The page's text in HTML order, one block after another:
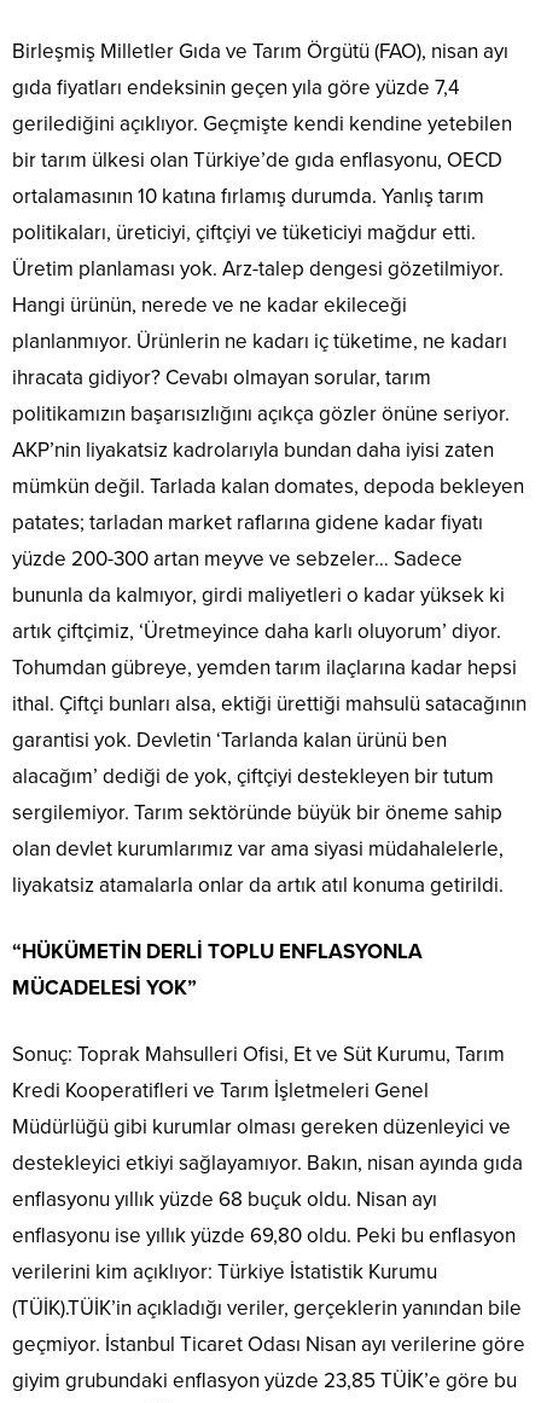
Birleşmiş Milletler Gıda ve Tarım Örgütü (FAO), nisan ayı
gıda fiyatları endeksinin geçen yıla göre yüzde 7,4
gerilediğini açıklıyor. Geçmişte kendi kendine yetebilen
bir tarım ülkesi olan Türkiye’de gıda enflasyonu, OECD
ortalamasının 10 katına fırlamış durumda. Yanlış tarım
politikaları, üreticiyi, çiftçiyi ve tüketiciyi mağdur etti.
Üretim planlaması yok. Arz-talep dengesi gözetilmiyor.
Hangi ürünün, nerede ve ne kadar ekileceği
planlanmıyor. Ürünlerin ne kadarı iç tüketime, ne kadarı
ihracata gidiyor? Cevabı olmayan sorular, tarım
politikamızın başarısızlığını açıkça gözler önüne seriyor.
AKP’nin liyakatsiz kadrolarıyla bundan daha iyisi zaten
mümkün değil. Tarlada kalan domates, depoda bekleyen
patates; tarladan market raflarına gidene kadar fiyatı
yüzde 200-300 artan meyve ve sebzeler… Sadece
bununla da kalmıyor, girdi maliyetleri o kadar yüksek ki
artık çiftçimiz, ‘Üretmeyince daha karlı oluyorum’ diyor.
Tohumdan gübreye, yemden tarım ilaçlarına kadar hepsi
ithal. Çiftçi bunları alsa, ektiği ürettiği mahsulü satacağının
garantisi yok. Devletin ‘Tarlanda kalan ürünü ben
alacağım’ dediği de yok, çiftçiyi destekleyen bir tutum
sergilemiyor. Tarım sektöründe büyük bir öneme sahip
olan devlet kurumlarımız var ama siyasi müdahalelerle,
liyakatsiz atamalarla onlar da artık atıl konuma getirildi.
“HÜKÜMETİN DERLİ TOPLU ENFLASYONLA
MÜCADELESİ YOK”
Sonuç: Toprak Mahsulleri Ofisi, Et ve Süt Kurumu, Tarım
Kredi Kooperatifleri ve Tarım İşletmeleri Genel
Müdürlüğü gibi kurumlar olması gereken düzenleyici ve
destekleyici etkiyi sağlayamıyor. Bakın, nisan ayında gıda
enflasyonu yıllık yüzde 68 buçuk oldu. Nisan ayı
enflasyonu ise yıllık yüzde 69,80 oldu. Peki bu enflasyon
verilerini kim açıklıyor: Türkiye İstatistik Kurumu
(TÜİK).TÜİK’in açıkladığı veriler, gerçeklerin yanından bile
geçmiyor. İstanbul Ticaret Odası Nisan ayı verilerine göre
giyim grubundaki enflasyon yüzde 23,85 TÜİK’e göre bu